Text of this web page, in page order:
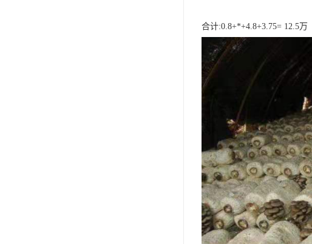
合计:0.8+*+4.8+3.75= 12.5万